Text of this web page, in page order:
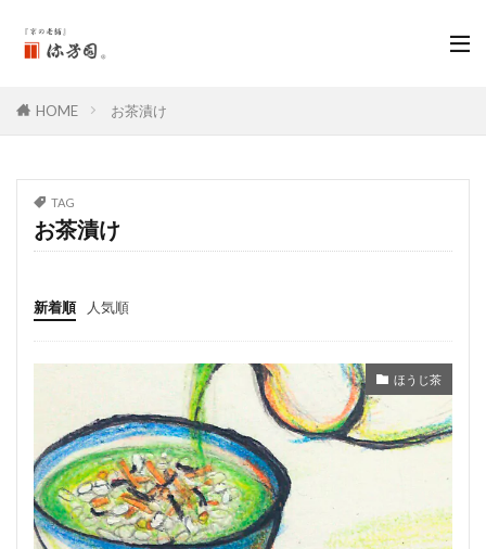
HOME お茶漬け
TAG
お茶漬け
新着順 人気順
ほうじ茶